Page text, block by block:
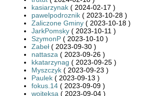
kasiarzynak ( 2024-02-17 )
pawelpodroznik ( 2023-10-28 )
Zaliczone Gminy ( 2023-10-18 )
JarkPomsky ( 2023-10-11 )
SzymonP ( 2023-10-10 )
Zabeł ( 2023-09-30 )
nattasza ( 2023-09-26 )
kkatarzynag ( 2023-09-25 )
Myszczyk ( 2023-09-23 )
Paulek ( 2023-09-13 )
fokus.14 ( 2023-09-09 )
wojteksa ( 2023-09-04 )